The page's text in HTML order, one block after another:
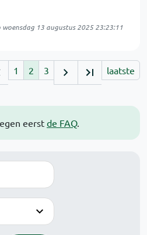
eerst de FAQ.
woensdag 13 augustus 2025 23:23:11
1 2 3 laatste